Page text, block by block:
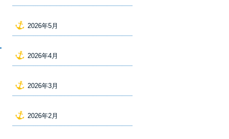
2026年5月
2026年4月
2026年3月
2026年2月